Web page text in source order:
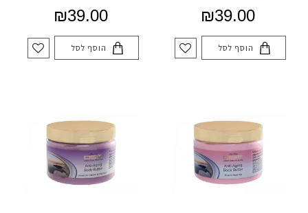
₪39.00
הוסף לסל
₪39.00
הוסף לסל